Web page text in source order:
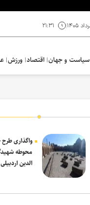
۲۱:۳۱
سیاست و جهان اقتصاد ورزش
واگذاری
محوطه
الدین